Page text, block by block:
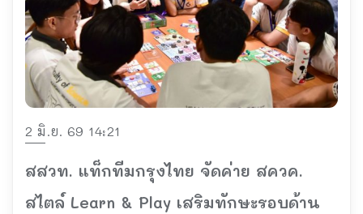
2 มิ.ย. 69 14:21
สสวท. แท็กทีมกรุงไทย จัดค่าย สควค.
สไตล์ Learn & Play เสริมทักษะรอบด้าน